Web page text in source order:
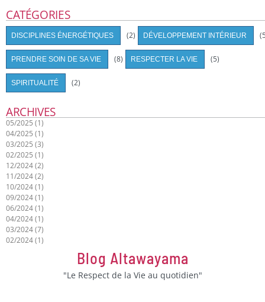
CATÉGORIES
DISCIPLINES ÉNERGÉTIQUES (2) DÉVELOPPEMENT INTÉRIEUR
PRENDRE SOIN DE SA VIE (8) RESPECTER LA VIE (5)
SPIRITUALITÉ (2)
ARCHIVES
05/2025 (1)
04/2025 (1)
03/2025 (3)
02/2025 (1)
12/2024 (2)
11/2024 (2)
10/2024 (1)
09/2024 (1)
06/2024 (1)
04/2024 (1)
03/2024 (7)
02/2024 (1)
Blog Altawayama
"Le Respect de la Vie au quotidien"